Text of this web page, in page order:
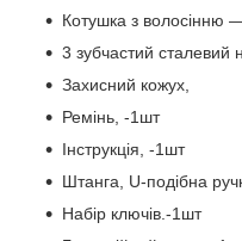
Котушка з волосінню
3 зубчастий сталевий
Захисний кожух,
Ремінь, -1шт
Інструкція, -1шт
Штанга, U-подібна
Набір ключів.-1шт